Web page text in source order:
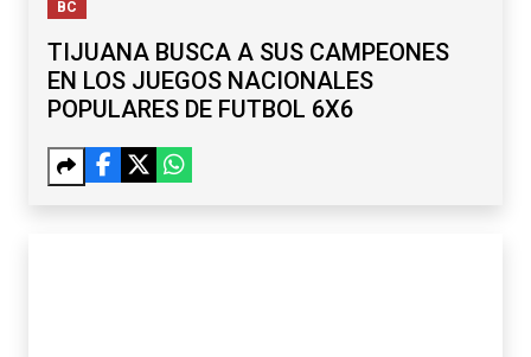
BC
TIJUANA BUSCA A SUS CAMPEONES
EN LOS JUEGOS NACIONALES
POPULARES DE FUTBOL 6X6